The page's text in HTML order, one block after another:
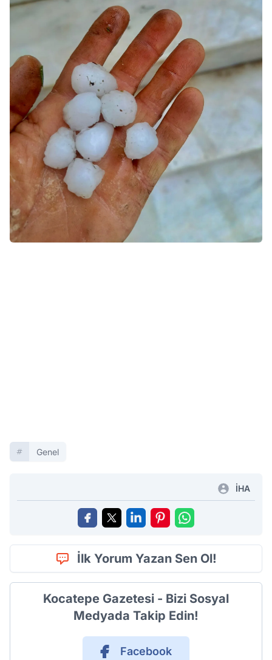
Genel
İHA
İlk Yorum Yazan Sen Ol!
Kocatepe Gazetesi - Bizi Sosyal
Medyada Takip Edin!
Facebook